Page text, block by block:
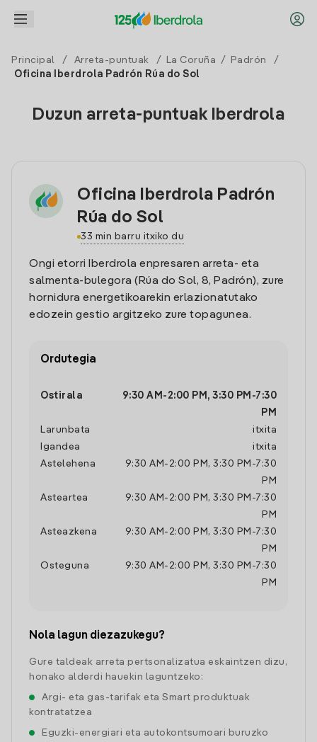
Principal / Arreta-puntuak / La Coruña / Padrón
/
Oficina Iberdrola Padrón Rúa do Sol
Duzun arreta-puntuak Iberdrola
Oficina Iberdrola Padrón
Rúa do Sol
33 min barru itxiko du
Ongi etorri Iberdrola enpresaren arreta- eta
salmenta-bulegora (Rúa do Sol, 8, Padrón), zure
hornidura energetikoarekin erlazionatutako
edozein gestio argitzeko zure topagunea.
Ordutegia
Ostirala 9:30 AM - 2:00 PM , 3:30 PM -7:30
PM
Larunbata
itxita
Igandea
itxita
Astelehena
9:30 AM - 2:00 PM , 3:30 PM -7:30
PM
Asteartea
9:30 AM - 2:00 PM , 3:30 PM -7:30
PM
Asteazkena
9:30 AM - 2:00 PM , 3:30 PM -7:30
PM
Osteguna
9:30 AM - 2:00 PM , 3:30 PM -7:30
PM
Nola lagun diezazukegu?
Gure taldeak arreta pertsonalizatua eskaintzen dizu,
honako alderdi hauekin laguntzeko:
Argi- eta gas-tarifak eta Smart produktuak
kontratatzea
Eguzki-energiari eta autokontsumoari buruzko